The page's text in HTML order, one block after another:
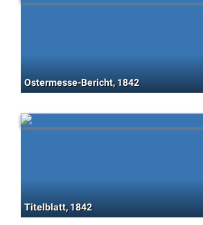
Ostermesse-Bericht, 1842
Titelblatt, 1842